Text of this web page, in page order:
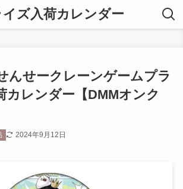
イズ入荷カレンダー
んせークレーンゲームプラ
カレンダー【DMMオンク
2024年9月12日